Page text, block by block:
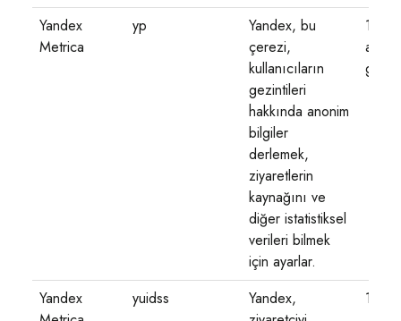
Yandex
Metrica
yp
Yandex, bu
çerezi,
kullanıcıların
gezintileri
hakkında anonim
bilgiler
derlemek,
ziyaretlerin
kaynağını ve
diğer istatistiksel
verileri bilmek
için ayarlar.
1 yıl 1
ay 4
gün
Yandex
yuidss
Yandex,
1 yıl